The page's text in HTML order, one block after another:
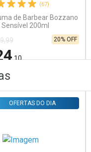
(67)
de Barbear Bozzano
Sensível 200ml
,10
20% OFF
Menos
OFERTAS DO DIA